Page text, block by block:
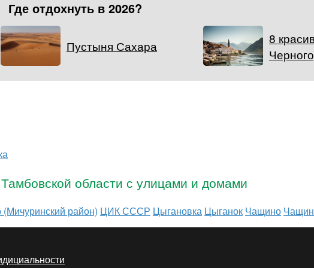
Где отдохнуть в 2026?
Пустыня Сахара
8
области с улицами и домами
район) ЦИК СССР Цыгановка Цыганок Чащино